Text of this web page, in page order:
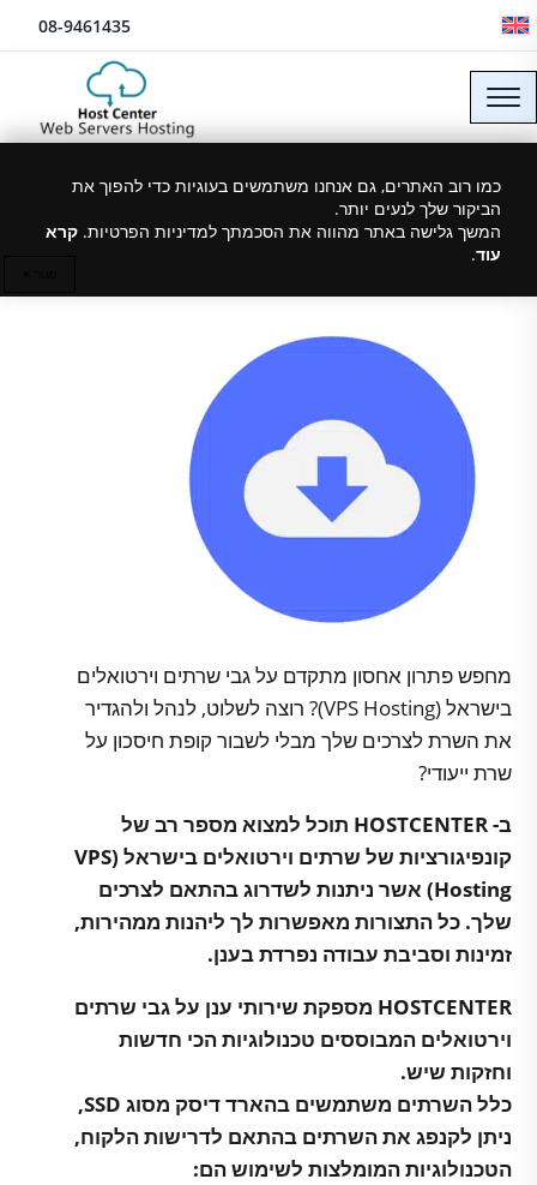
דלג לתוכן 08-9461435
כמו רוב האתרים, גם אנחנו משתמשים בעוגיות כדי להפוך את
הביקור שלך לנעים יותר.
המשך גלישה באתר מהווה את הסכמתך למדיניות הפרטיות. קרא
עוד.
שרתים וירטואלים בישראל (VPS
Hosting)
מחפש פתרון אחסון מתקדם על גבי שרתים וירטואלים
בישראל (VPS Hosting)? רוצה לשלוט, לנהל ולהגדיר
את השרת לצרכים שלך מבלי לשבור קופת חיסכון על
שרת ייעודי?
ב- HOSTCENTER תוכל למצוא מספר רב של
קונפיגורציות של שרתים וירטואלים בישראל (VPS
Hosting) אשר ניתנות לשדרוג בהתאם לצרכים
שלך. כל התצורות מאפשרות לך ליהנות ממהירות,
זמינות וסביבת עבודה נפרדת בענן.
HOSTCENTER מספקת שירותי ענן על גבי שרתים
וירטואלים המבוססים טכנולוגיות הכי חדשות
וחזקות שיש.
כלל השרתים משתמשים בהארד דיסק מסוג SSD,
ניתן לקנפג את השרתים בהתאם לדרישות הלקוח,
הטכנולוגיות המומלצות לשימוש הם: